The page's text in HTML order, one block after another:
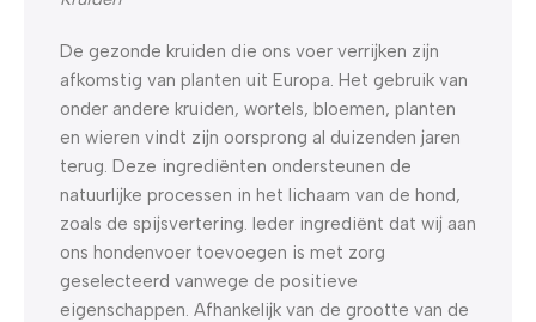
De gezonde kruiden die ons voer verrijken zijn
afkomstig van planten uit Europa. Het gebruik van
onder andere kruiden, wortels, bloemen, planten
en wieren vindt zijn oorsprong al duizenden jaren
terug. Deze ingrediënten ondersteunen de
natuurlijke processen in het lichaam van de hond,
zoals de spijsvertering. Ieder ingrediënt dat wij aan
ons hondenvoer toevoegen is met zorg
geselecteerd vanwege de positieve
eigenschappen. Afhankelijk van de grootte van de